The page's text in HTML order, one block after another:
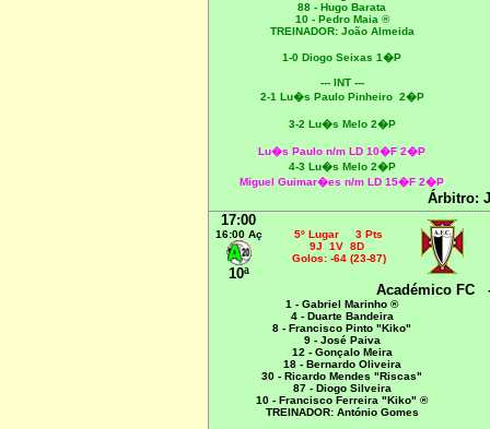
88 - Hugo Barata
10 - Pedro Maia ®
TREINADOR: João Almeida
1-0 Diogo Seixas 1�P
--- INT ---
2-1 Lu�s Paulo Pinheiro 2�P
3-2 Lu�s Melo 2�P
Lu�s Paulo n/m LD 10�F 2�P
4-3 Lu�s Melo 2�P
Miguel Guimar�es n/m LD 15�F 2�P
Árbitro:
17:00
16:00 Aç
10ª
5º Lugar 3 Pts
9J 1V 8D
Golos: -64 (23-87)
Académico FC
1 - Gabriel Marinho ®
4 - Duarte Bandeira
8 - Francisco Pinto "Kiko"
9 - José Paiva
12 - Gonçalo Meira
18 - Bernardo Oliveira
30 - Ricardo Mendes "Riscas"
87 - Diogo Silveira
10 - Francisco Ferreira "Kiko" ®
TREINADOR: António Gomes